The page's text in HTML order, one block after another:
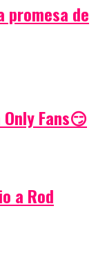
promesa de
Fans😏
a Rod